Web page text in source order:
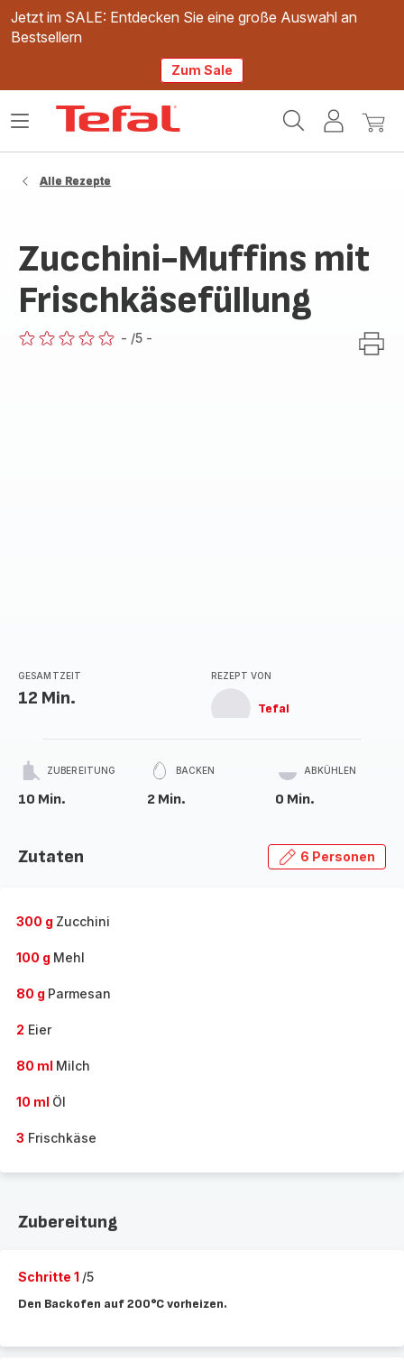
Jetzt im SALE: Entdecken Sie eine große Auswahl an
Bestsellern
Zum Sale
Mein
Mein
Das
Alle Rezepte
Zucchini-Muffins mit
Frischkäsefüllung
- /5 -
GESAMTZEIT
12 Min.
REZEPT VON
Tefal
ZUBEREITUNG
10 Min.
BACKEN
2 Min.
ABKÜHLEN
0 Min.
Zutaten 6 Personen
300 g Zucchini
100 g Mehl
80 g Parmesan
2 Eier
80 ml Milch
10 ml Öl
3 Frischkäse
Zubereitung
Schritte 1 /5
Den Backofen auf 200°C vorheizen.